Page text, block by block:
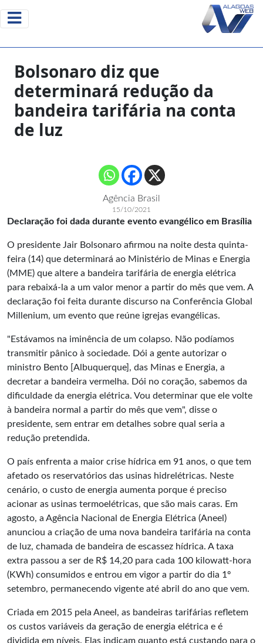
Bolsonaro diz que
determinará redução da
bandeira tarifária na conta
de luz
Agência Brasil
15/10/2021
Declaração foi dada durante evento evangélico em Brasília
O presidente Jair Bolsonaro afirmou na noite desta quinta-
feira (14) que determinará ao Ministério de Minas e Energia
(MME) que altere a bandeira tarifária de energia elétrica
para rebaixá-la a um valor menor a partir do mês que vem. A
declaração foi feita durante discurso na Conferência Global
Millenium, um evento que reúne igrejas evangélicas.
"Estávamos na iminência de um colapso. Não podíamos
transmitir pânico à sociedade. Dói a gente autorizar o
ministro Bento [Albuquerque], das Minas e Energia, a
decretar a bandeira vermelha. Dói no coração, sabemos da
dificuldade da energia elétrica. Vou determinar que ele volte
à bandeira normal a partir do mês que vem", disse o
presidente, sem entrar em detalhes sobre qual seria a
redução pretendida.
O país enfrenta a maior crise hídrica em 91 anos, o que tem
afetado os reservatórios das usinas hidrelétricas. Neste
cenário, o custo de energia aumenta porque é preciso
acionar as usinas termoelétricas, que são mais caras. Em
agosto, a Agência Nacional de Energia Elétrica (Aneel)
anunciou a criação de uma nova bandeira tarifária na conta
de luz, chamada de bandeira de escassez hídrica. A taxa
extra passou a ser de R$ 14,20 para cada 100 kilowatt-hora
(KWh) consumidos e entrou em vigor a partir do dia 1º
setembro, permanecendo vigente até abril do ano que vem.
Criada em 2015 pela Aneel, as bandeiras tarifárias refletem
os custos variáveis da geração de energia elétrica e é
dividida em níveis. Elas indicam quanto está custando para o